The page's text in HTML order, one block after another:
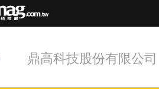
鼎高科技股份有限公司